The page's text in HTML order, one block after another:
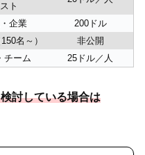
ト
企業
200ドル
名～）
非公開
チーム 25ドル／人
討している場合は